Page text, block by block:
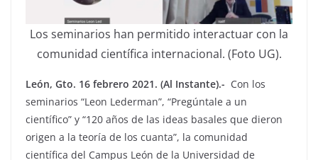
Los seminarios han permitido interactuar con la
comunidad científica internacional. (Foto UG).
León, Gto. 16 febrero 2021. (Al Instante).- Con los
seminarios “Leon Lederman”, “Pregúntale a un
científico” y “120 años de las ideas basales que dieron
origen a la teoría de los cuanta”, la comunidad
científica del Campus León de la Universidad de